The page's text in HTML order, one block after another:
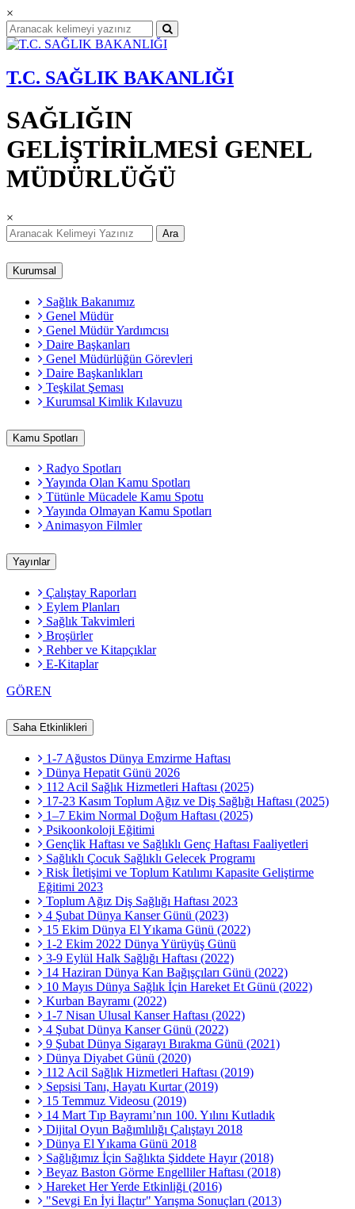
×
T.C. SAĞLIK BAKANLIĞI
SAĞLIĞIN
GELİŞTİRİLMESİ GENEL
MÜDÜRLÜĞÜ
×
Ara
Kurumsal
Sağlık Bakanımız
Genel Müdür
Genel Müdür Yardımcısı
Daire Başkanları
Genel Müdürlüğün Görevleri
Daire Başkanlıkları
Teşkilat Şeması
Kurumsal Kimlik Kılavuzu
Kamu Spotları
Radyo Spotları
Yayında Olan Kamu Spotları
Tütünle Mücadele Kamu Spotu
Yayında Olmayan Kamu Spotları
Animasyon Filmler
Yayınlar
Çalıştay Raporları
Eylem Planları
Sağlık Takvimleri
Broşürler
Rehber ve Kitapçıklar
E-Kitaplar
GÖREN
Saha Etkinlikleri
1-7 Ağustos Dünya Emzirme Haftası
Dünya Hepatit Günü 2026
112 Acil Sağlık Hizmetleri Haftası (2025)
17-23 Kasım Toplum Ağız ve Diş Sağlığı Haftası (2025)
1–7 Ekim Normal Doğum Haftası (2025)
Psikoonkoloji Eğitimi
Gençlik Haftası ve Sağlıklı Genç Haftası Faaliyetleri
Sağlıklı Çocuk Sağlıklı Gelecek Programı
Risk İletişimi ve Toplum Katılımı Kapasite Geliştirme
Eğitimi 2023
Toplum Ağız Diş Sağlığı Haftası 2023
4 Şubat Dünya Kanser Günü (2023)
15 Ekim Dünya El Yıkama Günü (2022)
1-2 Ekim 2022 Dünya Yürüyüş Günü
3-9 Eylül Halk Sağlığı Haftası (2022)
14 Haziran Dünya Kan Bağışçıları Günü (2022)
10 Mayıs Dünya Sağlık İçin Hareket Et Günü (2022)
Kurban Bayramı (2022)
1-7 Nisan Ulusal Kanser Haftası (2022)
4 Şubat Dünya Kanser Günü (2022)
9 Şubat Dünya Sigarayı Bırakma Günü (2021)
Dünya Diyabet Günü (2020)
112 Acil Sağlık Hizmetleri Haftası (2019)
Sepsisi Tanı, Hayatı Kurtar (2019)
15 Temmuz Videosu (2019)
14 Mart Tıp Bayramı’nın 100. Yılını Kutladık
Dijital Oyun Bağımlılığı Çalıştayı 2018
Dünya El Yıkama Günü 2018
Sağlığımız İçin Sağlıkta Şiddete Hayır (2018)
Beyaz Baston Görme Engelliler Haftası (2018)
Hareket Her Yerde Etkinliği (2016)
"Sevgi En İyi İlaçtır" Yarışma Sonuçları (2013)